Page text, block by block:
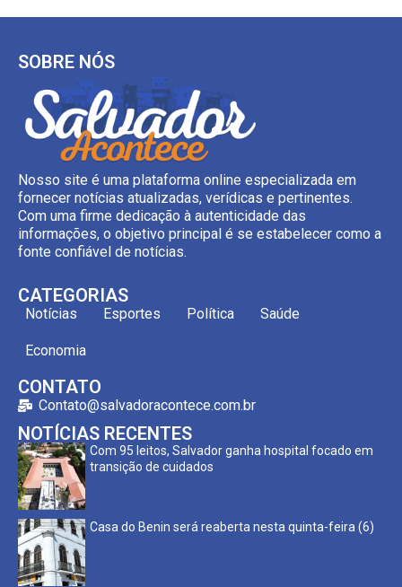
SOBRE NÓS
Nosso site é uma plataforma online especializada em
fornecer notícias atualizadas, verídicas e pertinentes.
Com uma firme dedicação à autenticidade das
informações, o objetivo principal é se estabelecer como a
fonte confiável de notícias.
CATEGORIAS
Notícias Esportes Política Saúde
Economia
CONTATO
Contato@salvadoracontece.com.br
NOTÍCIAS RECENTES
Com 95 leitos, Salvador ganha hospital focado em
transição de cuidados
Casa do Benin será reaberta nesta quinta-feira (6)